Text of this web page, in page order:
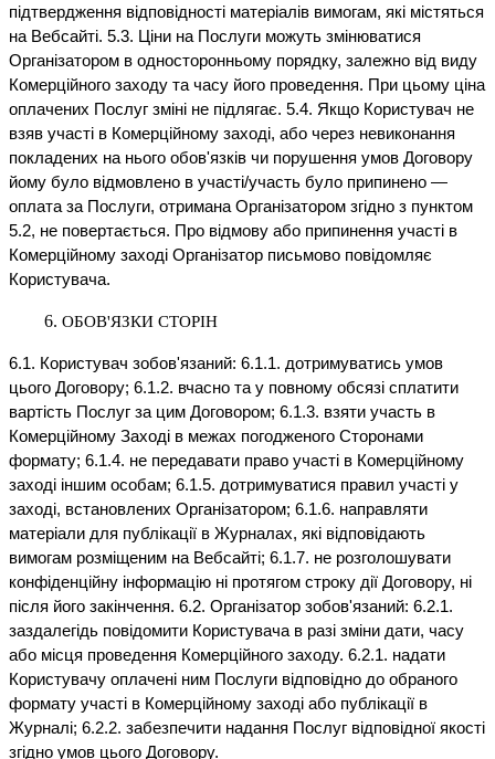
підтвердження відповідності матеріалів вимогам, які містяться
на Вебсайті. 5.3. Ціни на Послуги можуть змінюватися
Організатором в односторонньому порядку, залежно від виду
Комерційного заходу та часу його проведення. При цьому ціна
оплачених Послуг зміні не підлягає. 5.4. Якщо Користувач не
взяв участі в Комерційному заході, або через невиконання
покладених на нього обов'язків чи порушення умов Договору
йому було відмовлено в участі/участь було припинено —
оплата за Послуги, отримана Організатором згідно з пунктом
5.2, не повертається. Про відмову або припинення участі в
Комерційному заході Організатор письмово повідомляє
Користувача.
ОБОВ'ЯЗКИ СТОРІН
6.1. Користувач зобов'язаний: 6.1.1. дотримуватись умов
цього Договору; 6.1.2. вчасно та у повному обсязі сплатити
вартість Послуг за цим Договором; 6.1.3. взяти участь в
Комерційному Заході в межах погодженого Сторонами
формату; 6.1.4. не передавати право участі в Комерційному
заході іншим особам; 6.1.5. дотримуватися правил участі у
заході, встановлених Організатором; 6.1.6. направляти
матеріали для публікації в Журналах, які відповідають
вимогам розміщеним на Вебсайті; 6.1.7. не розголошувати
конфіденційну інформацію ні протягом строку дії Договору, ні
після його закінчення. 6.2. Організатор зобов'язаний: 6.2.1.
заздалегідь повідомити Користувача в разі зміни дати, часу
або місця проведення Комерційного заходу. 6.2.1. надати
Користувачу оплачені ним Послуги відповідно до обраного
формату участі в Комерційному заході або публікації в
Журналі; 6.2.2. забезпечити надання Послуг відповідної якості
згідно умов цього Договору.